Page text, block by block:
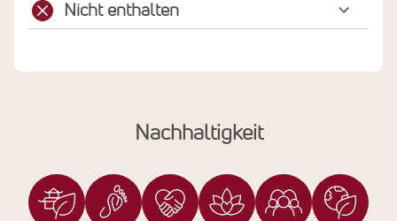
Nachhaltigkeit
Nicht enthalten